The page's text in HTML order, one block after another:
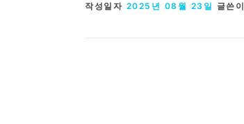
작성일자 2025년 08월 23일 글쓴이